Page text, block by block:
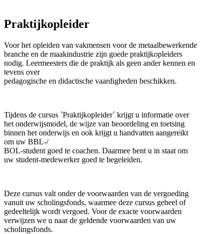
Praktijkopleider
Voor het opleiden van vakmensen voor de metaalbewerkende
branche en de maakindustrie zijn goede praktijkopleiders
nodig. Leermeesters die de praktijk als geen ander kennen en
tevens over
pedagogische en didactische vaardigheden beschikken.
Tijdens de cursus ´Praktijkopleider´ krijgt u informatie over
het onderwijsmodel, de wijze van beoordeling en toetsing
binnen het onderwijs en ook krijgt u handvatten aangereikt
om uw BBL-/
BOL-student goed te coachen. Daarmee bent u in staat om
uw student-medewerker goed te begeleiden.
Deze cursus valt onder de voorwaarden van de vergoeding
vanuit uw scholingsfonds, waarmee deze cursus geheel of
gedeeltelijk wordt vergoed. Voor de exacte voorwaarden
verwijzen we u naar de geldende voorwaarden van uw
scholingsfonds.